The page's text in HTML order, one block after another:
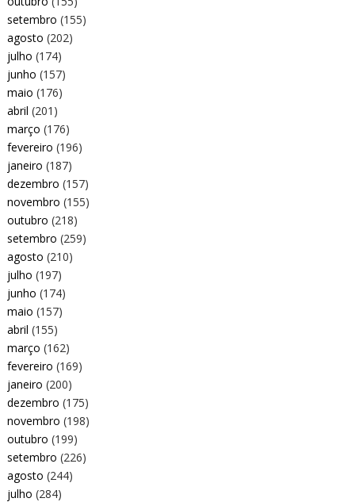
setembro (155)
agosto (202)
julho (174)
junho (157)
maio (176)
abril (201)
março (176)
fevereiro (196)
janeiro (187)
dezembro (157)
novembro (155)
outubro (218)
setembro (259)
agosto (210)
julho (197)
junho (174)
maio (157)
abril (155)
março (162)
fevereiro (169)
janeiro (200)
dezembro (175)
novembro (198)
outubro (199)
setembro (226)
agosto (244)
julho (284)